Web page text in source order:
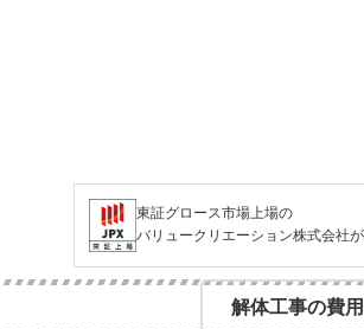
東証グロース市場上場の
バリュークリエーション株式会社が
解体工事の費